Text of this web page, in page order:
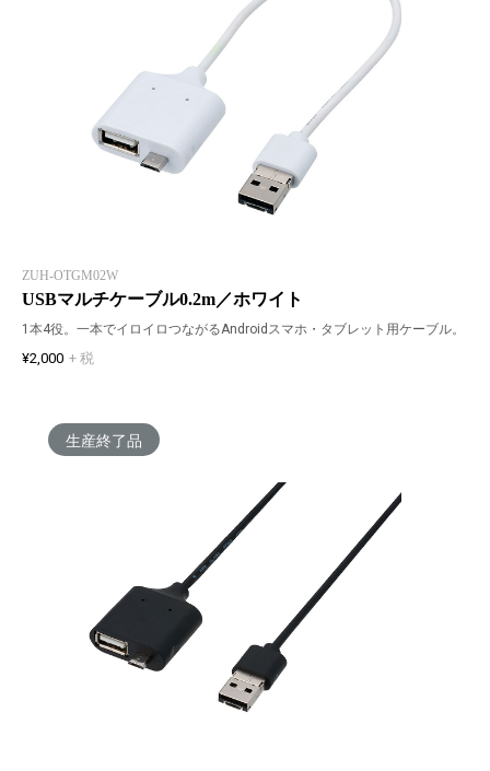
ZUH-OTGM02W
USBマルチケーブル0.2m／ホワイト
1本4役。一本でイロイロつながるAndroidスマホ・タブレット用ケーブル。
¥2,000 + 税
生産終了品